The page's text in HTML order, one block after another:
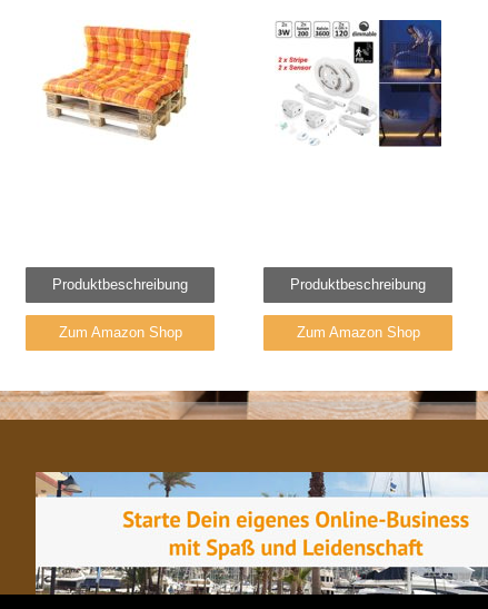
Produktbeschreibung
Zum Amazon Shop
Produktbeschreibung
Zum Amazon Shop